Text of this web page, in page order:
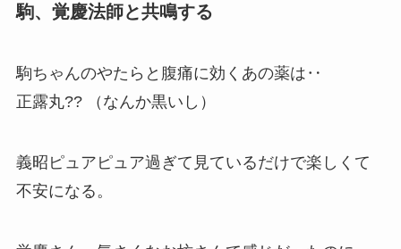
駒、覚慶法師と共鳴する
駒ちゃんのやたらと腹痛に効くあの薬は‥
正露丸?? （なんか黒いし）
義昭ピュアピュア過ぎて見ているだけで楽しくて
不安になる。